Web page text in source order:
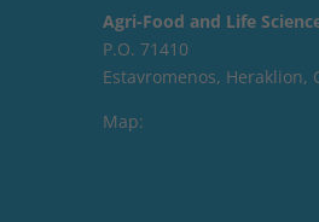
Agri-Food and Life
P.O. 71410
Estavromenos, Heraklion,
Map: